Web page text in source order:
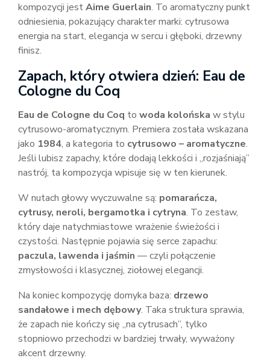
kompozycji jestAime Guerlain. To aromatyczny punkt
odniesienia, pokazujący charakter marki: cytrusowa
energia na start, elegancja w sercu i głęboki, drzewny
finisz.
Zapach, który otwiera dzień: Eau de
Cologne du Coq
Eau de Cologne du Coq to woda kolońska w stylu
cytrusowo-aromatycznym. Premiera została wskazana
jako 1984, a kategoria to cytrusowo – aromatyczne.
Jeśli lubisz zapachy, które dodają lekkości i „rozjaśniają”
nastrój, ta kompozycja wpisuje się w ten kierunek.
W nutach głowy wyczuwalne są: pomarańcza,
cytrusy, neroli, bergamotka i cytryna. To zestaw,
który daje natychmiastowe wrażenie świeżości i
czystości. Następnie pojawia się serce zapachu:
paczula, lawenda i jaśmin — czyli połączenie
zmysłowości i klasycznej, ziołowej elegancji.
Na koniec kompozycję domyka baza: drzewo
sandałowe i mech dębowy. Taka struktura sprawia,
że zapach nie kończy się „na cytrusach”, tylko
stopniowo przechodzi w bardziej trwały, wyważony
akcent drzewny.